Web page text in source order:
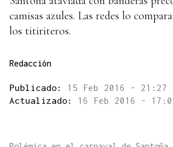
camisas azules. Las redes lo
los titiriteros.
Redacción
Publicado: 15 Feb 2016 - 21:27
Actualizado: 16 Feb 2016 -